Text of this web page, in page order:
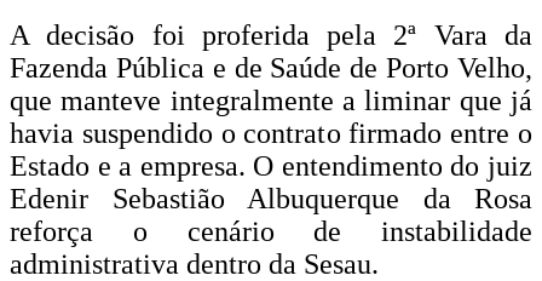
A decisão foi proferida pela 2ª Vara da
Fazenda Pública e de Saúde de Porto Velho,
que manteve integralmente a liminar que já
havia suspendido o contrato firmado entre o
Estado e a empresa. O entendimento do juiz
Edenir Sebastião Albuquerque da Rosa
reforça o cenário de instabilidade
administrativa dentro da Sesau.